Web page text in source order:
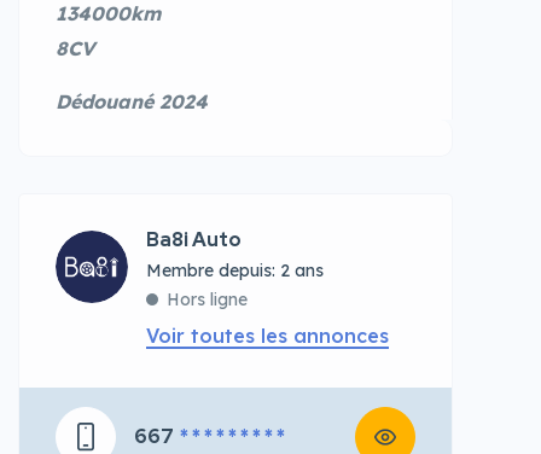
134000km
8CV
Dédouané 2024
Ba8i Auto
Membre depuis: 2 ans
Hors ligne
Voir toutes les annonces
667 * * * * * * * * *